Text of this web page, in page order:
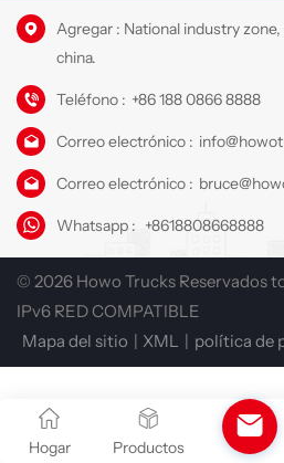
Agregar : National industry
china.
Teléfono : +86 188 0866 8888
Correo electrónico :
Correo electrónico :
Whatsapp : +8618808668888
© 2026 Howo Trucks Reservados
IPv6 RED COMPATIBLE
Mapa del sitio | XML | política de
Hogar Productos